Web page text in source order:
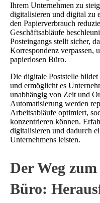
Ihrem Unternehmen zu
digitalisieren und digital zu
den Papierverbrauch
Geschäftsabläufe
Posteingangs stellt sicher,
Korrespondenz verpassen,
papierlosen Büro.
Die digitale Poststelle
und ermöglicht es
unabhängig von Zeit und
Automatisierung werden
Arbeitsabläufe optimiert,
konzentrieren können.
digitalisieren und dadurch
Unternehmens leisten.
Der Weg
Büro: